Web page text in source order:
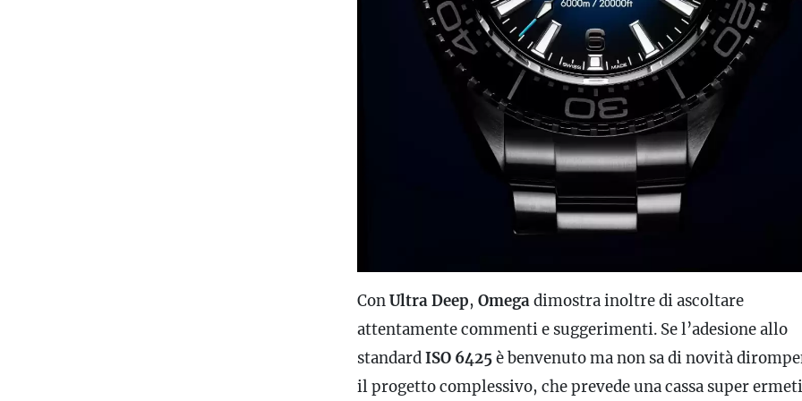
ConUltra Deep, Omegadimostra inoltre di ascoltare
attentamente commenti e suggerimenti. Se l’adesione allo
standardISO 6425è benvenuto ma non sa di novità
il progetto complessivo, che prevede una cassa super